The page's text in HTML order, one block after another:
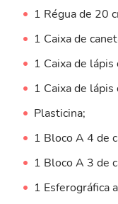
1 Régua de 20
1 Caixa de
1 Caixa de lápis
1 Caixa de lápis
Plasticina;
1 Bloco A 4 de
1 Bloco A 3 de
1 Esferográfica